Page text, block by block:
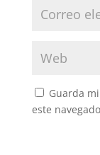
Guarda
este